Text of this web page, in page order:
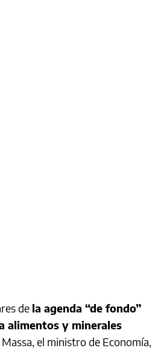
de la agenda “de fondo”
alimentos y minerales
el ministro de Economía,